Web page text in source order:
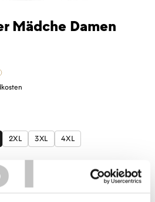
Mädche Damen
2XL 3XL 4XL
Gib den gewünschten
1-3 Tage